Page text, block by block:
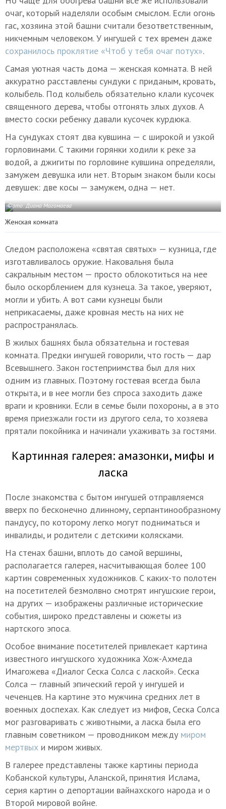
очаг, который наделяли особым смыслом. Если огонь
гас, хозяина этой башни считали безответственным,
никчемным человеком. У ингушей с тех времен даже
сохранилось проклятие «Чтоб у тебя очаг потух».
Самая уютная часть дома — женская комната. В ней
аккуратно расставлены сундуки с приданым, кровать,
колыбель. Под колыбель обязательно клали кусочек
священного дерева, чтобы отгонять злых духов. А
вместо соски ребенку давали кусочек курдюка.
На сундуках стоят два кувшина — с широкой и узкой
горловинами. С такими горянки ходили к реке за
водой, а джигиты по горловине кувшина определяли,
замужем девушка или нет. Вторым знаком были косы
девушек: две косы — замужем, одна — нет.
Фото: Диана Магомаева
Женская комната
Следом расположена «святая святых» — кузница, где
изготавливалось оружие. Наковальня была
сакральным местом — просто облокотиться на нее
было оскорблением для кузнеца. За такое, уверяют,
могли и убить. А вот сами кузнецы были
неприкасаемы, даже кровная месть на них не
распространялась.
В жилых башнях была обязательна и гостевая
комната. Предки ингушей говорили, что гость — дар
Всевышнего. Закон гостеприимства был для них
одним из главных. Поэтому гостевая всегда была
открыта, и в нее могли без спроса заходить даже
враги и кровники. Если в семье были похороны, а в это
время приезжали гости из другого села, то хозяева
прятали покойника и начинали ухаживать за гостями.
Картинная галерея: амазонки, мифы и
ласка
После знакомства с бытом ингушей отправляемся
вверх по бесконечно длинному, серпантинообразному
пандусу, по которому легко могут подниматься и
инвалиды, и родители с детскими колясками.
На стенах башни, вплоть до самой вершины,
располагается галерея, насчитывающая более 100
картин современных художников. С каких-то полотен
на посетителей безмолвно смотрят ингушские герои,
на других — изображены различные исторические
события, широко представлены и сюжеты из
нартского эпоса.
Особое внимание посетителей привлекает картина
известного ингушского художника Хож-Ахмеда
Имагожева «Диалог Сеска Солса с лаской». Сеска
Солса — главный эпический герой у ингушей и
чеченцев. На картине это мужчина средних лет в
военных доспехах. Как следует из мифов, Сеска Солса
мог разговаривать с животными, а ласка была его
главным советником — проводником между миром
мертвых и миром живых.
В галерее представлены также картины периода
Кобанской культуры, Аланской, принятия Ислама,
серия картин о депортации вайнахского народа и о
Второй мировой войне.